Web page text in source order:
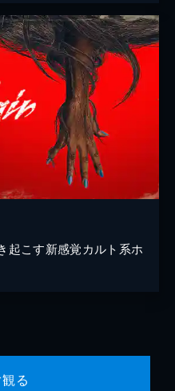
起こす新感覚カルト系ホ
る